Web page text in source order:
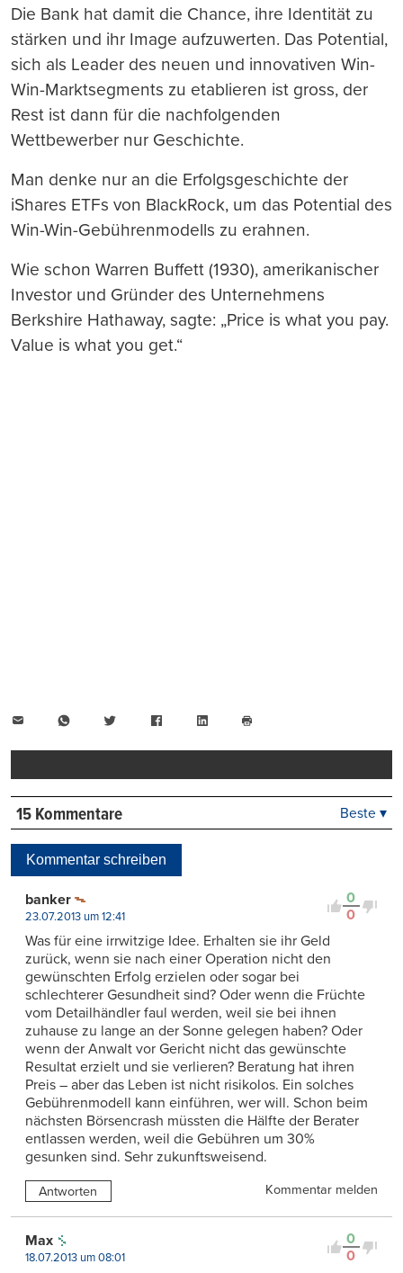
Die Bank hat damit die Chance, ihre Identität zu
stärken und ihr Image aufzuwerten. Das Potential,
sich als Leader des neuen und innovativen Win-
Win-Marktsegments zu etablieren ist gross, der
Rest ist dann für die nachfolgenden
Wettbewerber nur Geschichte.
Man denke nur an die Erfolgsgeschichte der
iShares ETFs von BlackRock, um das Potential des
Win-Win-Gebührenmodells zu erahnen.
Wie schon Warren Buffett (1930), amerikanischer
Investor und Gründer des Unternehmens
Berkshire Hathaway, sagte: „Price is what you pay.
Value is what you get.“
WhatsAppTwitter FacebookLinkedIn
drucken
15 Kommentare Beste ▾
Kommentar schreiben
0
0
banker
23.07.2013 um 12:41
Was für eine irrwitzige Idee. Erhalten sie ihr Geld
zurück, wenn sie nach einer Operation nicht den
gewünschten Erfolg erzielen oder sogar bei
schlechterer Gesundheit sind? Oder wenn die Früchte
vom Detailhändler faul werden, weil sie bei ihnen
zuhause zu lange an der Sonne gelegen haben? Oder
wenn der Anwalt vor Gericht nicht das gewünschte
Resultat erzielt und sie verlieren? Beratung hat ihren
Preis – aber das Leben ist nicht risikolos. Ein solches
Gebührenmodell kann einführen, wer will. Schon beim
nächsten Börsencrash müssten die Hälfte der Berater
entlassen werden, weil die Gebühren um 30%
gesunken sind. Sehr zukunftsweisend.
Antworten Kommentar melden
0
0
Max
18.07.2013 um 08:01